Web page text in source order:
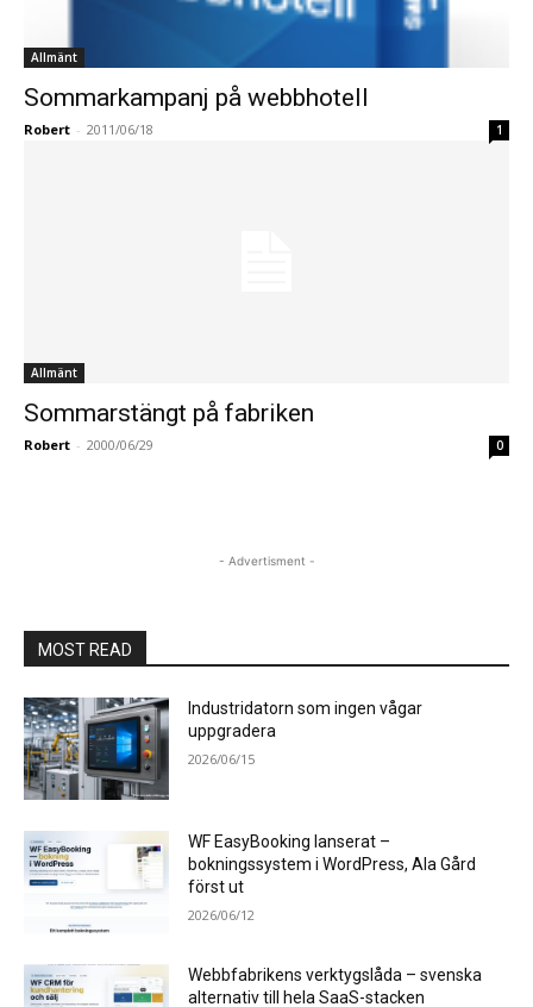
Allmänt
Sommarkampanj på webbhotell
Robert - 2011/06/18 1
Allmänt
Sommarstängt på fabriken
Robert - 2000/06/29 0
- Advertisment -
MOST READ
Industridatorn som ingen vågar
uppgradera
2026/06/15
WF EasyBooking lanserat –
bokningssystem i WordPress, Ala Gård
först ut
2026/06/12
Webbfabrikens verktygslåda – svenska
alternativ till hela SaaS-stacken